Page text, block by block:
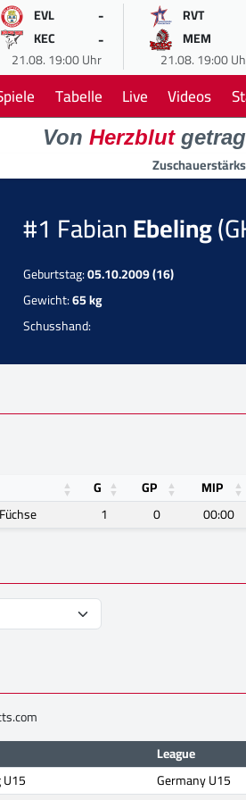
EVL -
KEC -
21.08. 19:00 Uhr
RVT
MEM
21.08. 19:00
Tabelle Live Videos
Von Herzblut
#1 FabianEbeling
Geburtstag:05.10.2009 (16)
Gewicht:65 kg
Schusshand:
G GP MIP
1 0 00:00
League
Germany U15